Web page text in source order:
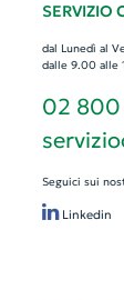
SERVIZIO
dal Lunedì al
dalle 9.00 alle
02 800
Seguici sui
Linkedin